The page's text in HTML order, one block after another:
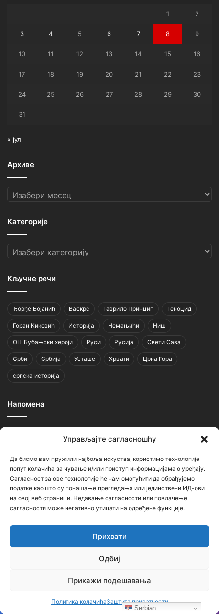
Управљајте сагласношћу
Да бисмо вам пружили најбоља искуства, користимо технологије
попут колачића за чување и/или приступ информацијама о уређају.
Сагласност за ове технологије ће нам омогућити да обрађујемо
податке као што су понашање прегледања или јединствени ИД-ови
на овој веб страници. Недавање сагласности или повлачење
сагласности може негативно утицати на одређене функције.
Прихвати
Одбиј
Прикажи подешавања
Политика колачићаЗаштита приватности
1 2
3 4 5 6 7 8 9
10 11 12 13 14 15 16
17 18 19 20 21 22 23
24 25 26 27 28 29 30
31
« јул
Архиве
Архиве
Категорије
Категорије
Кључне речи
Ђорђе Бојанић Васкрс Гаврило Принцип Геноцид
Горан Киковић Историја Немањићи Ниш
ОШ Бубањски хероји Руси Русија Свети Сава
Срби Србија Усташе Хрвати Црна Гора
српска историја
Напомена
преузети су са других сајтова и портала уз наведене изворе.
Уколико садрже нетачне наводе, вређају неког, или крше
нечија ауторска права – молимо Вас да нас о томе обавестите
ради уклањања спорног садржаја.
Контактирајте нас: bojanic73@gmail.com
Контакт
Ђорђе Бојанић, проф. историје – главни уредник
Контакт: тел. +381 652061021
редакција –bojanic73@gmail.com
Serbian